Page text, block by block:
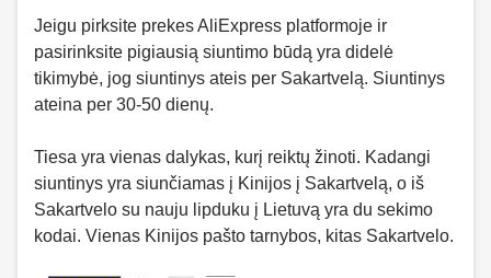
Jeigu pirksite prekes AliExpress platformoje ir
pasirinksite pigiausią siuntimo būdą yra didelė
tikimybė, jog siuntinys ateis per Sakartvelą. Siuntinys
ateina per 30-50 dienų.
Tiesa yra vienas dalykas, kurį reiktų žinoti. Kadangi
siuntinys yra siunčiamas į Kinijos į Sakartvelą, o iš
Sakartvelo su nauju lipduku į Lietuvą yra du sekimo
kodai. Vienas Kinijos pašto tarnybos, kitas Sakartvelo.